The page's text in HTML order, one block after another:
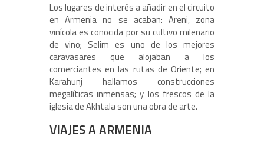
Los lugares de interés a añadir en el circuito
en Armenia no se acaban: Areni, zona
vinícola es conocida por su cultivo milenario
de vino; Selim es uno de los mejores
caravasares que alojaban a los
comerciantes en las rutas de Oriente; en
Karahunj hallamos construcciones
megalíticas inmensas; y los frescos de la
iglesia de Akhtala son una obra de arte.
VIAJES A ARMENIA